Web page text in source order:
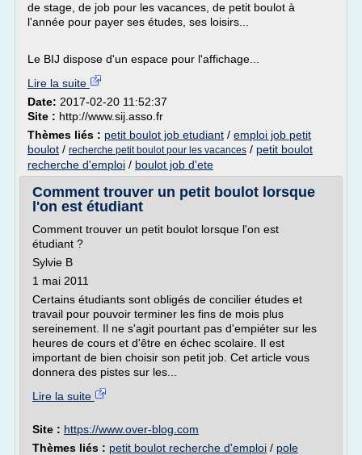
de stage, de job pour les vacances, de petit boulot à
l'année pour payer ses études, ses loisirs...
Le BIJ dispose d'un espace pour l'affichage...
Lire la suite
Date: 2017-02-20 11:52:37
Site : http://www.sij.asso.fr
Thèmes liés : petit boulot job etudiant / emploi job petit
boulot / recherche petit boulot pour les vacances / petit boulot
recherche d'emploi / boulot job d'ete
Comment trouver un petit boulot lorsque
l'on est étudiant
Comment trouver un petit boulot lorsque l'on est
étudiant ?
Sylvie B
1 mai 2011
Certains étudiants sont obligés de concilier études et
travail pour pouvoir terminer les fins de mois plus
sereinement. Il ne s'agit pourtant pas d'empiéter sur les
heures de cours et d'être en échec scolaire. Il est
important de bien choisir son petit job. Cet article vous
donnera des pistes sur les...
Lire la suite
Site : https://www.over-blog.com
Thèmes liés : petit boulot recherche d'emploi / pole